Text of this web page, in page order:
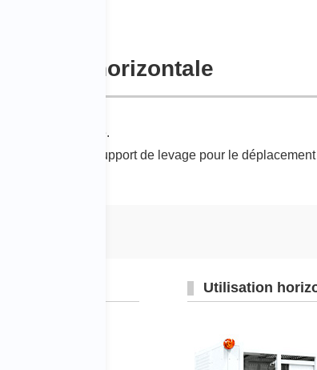
et horizontale
horizontale.
et d’un support de levage pour le
Utilisation